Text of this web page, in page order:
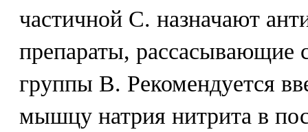
частичной С. назначают
препараты, рассасывающие
группы В. Рекомендуется
мышцу натрия нитрита в